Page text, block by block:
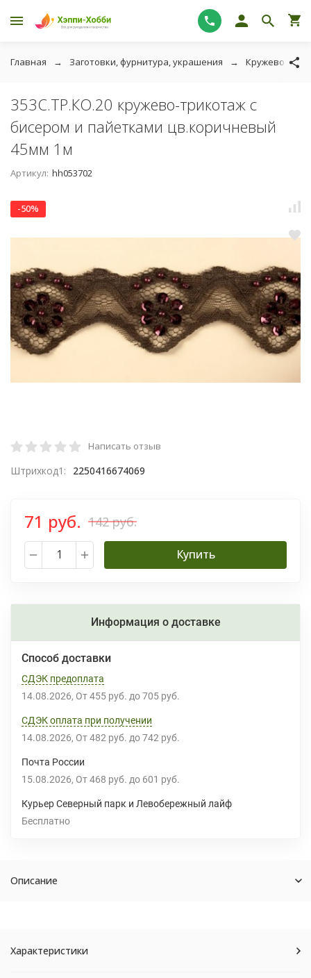
Главная Заготовки, фурнитура, украшения Кружево и
353C.ТР.КО.20 кружево-трикотаж с
бисером и пайетками цв.коричневый
45мм 1м
Артикул: hh053702
-50%
Написать отзыв
Штрихкод1: 2250416674069
71 руб. 142 руб.
Купить
Информация о доставке
Способ доставки
СДЭК предоплата
14.08.2026 От 455 руб. до 705 руб.
СДЭК оплата при получении
14.08.2026 От 482 руб. до 742 руб.
Почта России
15.08.2026 От 468 руб. до 601 руб.
Курьер Северный парк и Левобережный лайф
Бесплатно
Описание
Характеристики